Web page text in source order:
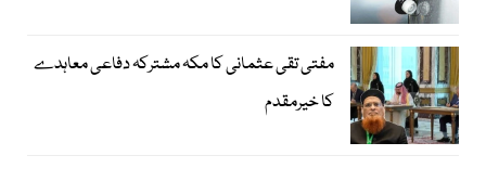
مفتی تقی عثمانی کا مکہ مشترکہ دفاعی معاہدے
کا خیرمقدم